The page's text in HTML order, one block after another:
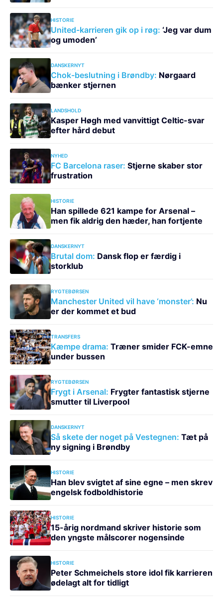
HISTORIE
United-karrieren gik op i røg: ‘Jeg var dum
og umoden’
DANSKERNYT
Chok-beslutning i Brøndby: Nørgaard
bænker stjernen
LANDSHOLD
Kasper Høgh med vanvittigt Celtic-svar
efter hård debut
NYHED
FC Barcelona raser: Stjerne skaber stor
frustration
HISTORIE
Han spillede 621 kampe for Arsenal –
men fik aldrig den hæder, han fortjente
DANSKERNYT
Brutal dom: Dansk flop er færdig i
storklub
RYGTEBØRSEN
Manchester United vil have ‘monster’: Nu
er der kommet et bud
TRANSFERS
Kæmpe drama: Træner smider FCK-emne
under bussen
RYGTEBØRSEN
Frygt i Arsenal: Frygter fantastisk stjerne
smutter til Liverpool
DANSKERNYT
Så skete der noget på Vestegnen: Tæt på
ny signing i Brøndby
HISTORIE
Han blev svigtet af sine egne – men skrev
engelsk fodboldhistorie
HISTORIE
15-årig nordmand skriver historie som
den yngste målscorer nogensinde
HISTORIE
Peter Schmeichels store idol fik karrieren
ødelagt alt for tidligt